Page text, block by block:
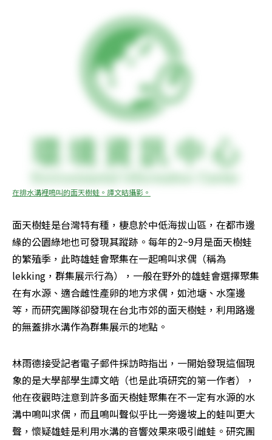
在排水溝裡鳴叫的面天樹蛙。譚文皓攝影。
面天樹蛙是台灣特有種，棲息於中低海拔山區，在都市邊
緣的公園綠地也可發現其蹤跡。每年的2~9月是面天樹蛙
的繁殖季，此時雄蛙會聚集在一起鳴叫求偶（稱為
lekking，群集展示行為），一般在野外的雄蛙會選擇聚集
在有水源、適合雌性產卵的地方求偶，如池塘、水窪邊
等，而研究團隊卻發現在台北市郊的面天樹蛙，利用路邊
的無蓋排水溝作為群集展示的地點。
林雨德接受記者電子郵件採訪時指出，一開始發現這個現
象的是大學部學生譚文皓（也是此項研究的第一作者），
他在夜觀時注意到許多面天樹蛙聚集在不一定有水源的水
溝中鳴叫求偶，而且鳴叫聲似乎比一旁邊坡上的蛙叫更大
聲，懷疑雄蛙是利用水溝的音響效果來吸引雌蛙。研究團